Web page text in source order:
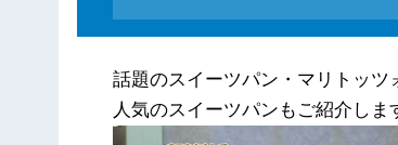
話題のスイーツパン・マリトッ
人気のスイーツパンもご紹介しま